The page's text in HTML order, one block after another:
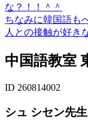
な？！！＾＾
ちなみに韓国語も
人との接触が好き
中国語教室
ID 260814002
シュ シセン先生